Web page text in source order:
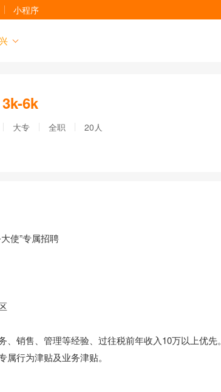
小程序
3k-6k
大专 全职 20人
使”专属招聘
销售、管理等经验、过往税前年收入10万以上优先。
行为津贴及业务津贴。